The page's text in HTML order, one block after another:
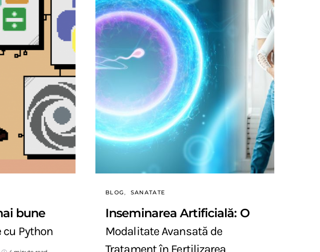
bune
Python
BLOG SANATATE
Inseminarea Artificială: O
Modalitate Avansată de
Tratament în Fertilizarea